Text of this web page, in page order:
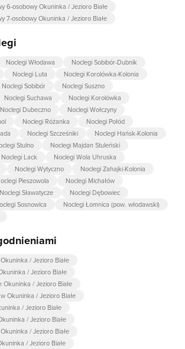
6-osobowy Okuninka / Jezioro Białe
7-osobowy Okuninka / Jezioro Białe
Noclegi Włodawa
Noclegi Sobibór-Dubnik
Noclegi Luta
Noclegi Korolówka-Kolonia
Noclegi Sobibór
Noclegi Suszno
Noclegi Suchawa
Noclegi Korolówka
Noclegi Dubeczno
Noclegi Wołczyny
Noclegi Różanka
Noclegi Połód
Noclegi Szcześniki
Noclegi Hańsk-Kolonia
Stulno
Noclegi Majdan Stuleński
Noclegi Lack
Noclegi Wola Uhruska
Noclegi Wytyczno
Noclegi Zahajki-Kolonia
Pieszowola
Noclegi Michałów
Noclegi Sławatycze
Noclegi Dębowiec
Sosnowica
Noclegi Łomnica (pow. włodawski)
/ Jezioro Białe
/ Jezioro Białe
Okuninka / Jezioro Białe
Okuninka / Jezioro Białe
/ Jezioro Białe
/ Jezioro Białe
/ Jezioro Białe
/ Jezioro Białe